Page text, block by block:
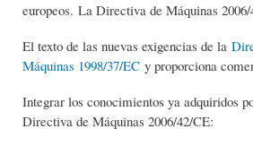
europeos. La Directiva de Máquinas
El texto de las nuevas exigencias de la
Máquinas 1998/37/EC y proporciona
Integrar los conocimientos ya adquiridos
Directiva de Máquinas 2006/42/CE: